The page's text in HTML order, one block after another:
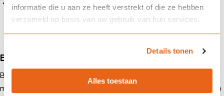
informatie die u aan ze heeft verstrekt of die ze hebben
verzameld op basis van uw gebruik van hun services.
Details tonen
Alles toestaan
Transparantie en rapportage
: We houden je regelmatig op de
hoogte van de prestaties van je beleggingen en bieden duidelijke
Beleggen met vertrouwen
Bij Landman Assurantiën geloven we dat succesvol beleggen begint
met vertrouwen. We streven ernaar om sterke, langdurige relaties op